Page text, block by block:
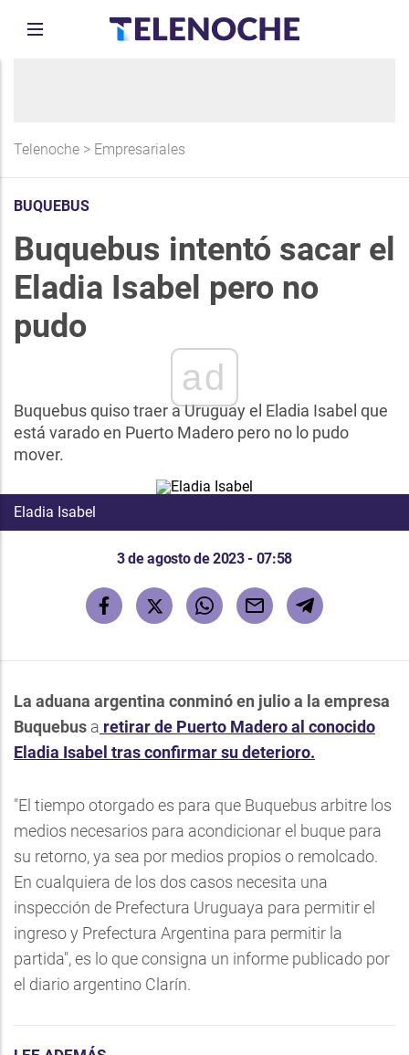
Telenoche > Empresariales
BUQUEBUS
Buquebus intentó sacar el
Eladia Isabel pero no
pudo
ad
Buquebus quiso traer a Uruguay el Eladia Isabel que
está varado en Puerto Madero pero no lo pudo
mover.
Eladia Isabel
3 de agosto de 2023 - 07:58
La aduana argentina conminó en julio a la empresa
Buquebus a retirar de Puerto Madero al conocido
Eladia Isabel tras confirmar su deterioro.
"El tiempo otorgado es para que Buquebus arbitre los
medios necesarios para acondicionar el buque para
su retorno, ya sea por medios propios o remolcado.
En cualquiera de los dos casos necesita una
inspección de Prefectura Uruguaya para permitir el
ingreso y Prefectura Argentina para permitir la
partida", es lo que consigna un informe publicado por
el diario argentino Clarín.